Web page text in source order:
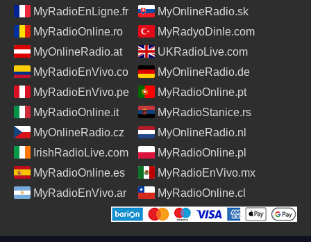
MyRadioEnLigne.fr
MyOnlineRadio.sk
MyRadioOnline.ro
MyRadyoDinle.com
MyOnlineRadio.at
UKRadioLive.com
MyRadioEnVivo.co
MyOnlineRadio.de
MyRadioEnVivo.pe
MyRadioOnline.pt
MyRadioOnline.it
MyRadioStanice.rs
MyOnlineRadio.cz
MyOnlineRadio.nl
IrishRadioLive.com
MyRadioOnline.pl
MyRadioOnline.es
MyRadioEnVivo.mx
MyRadioEnVivo.ar
MyRadioOnline.cl